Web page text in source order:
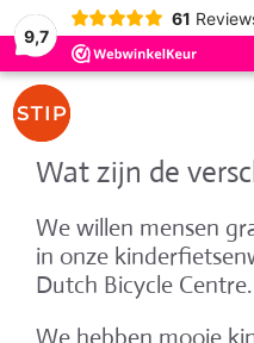
9,7
61
Ga
naar
inhoudWat zijn de
We willen mensen
in onze
Dutch Bicycle Centre.